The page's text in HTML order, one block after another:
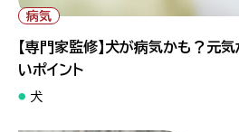
いポイント">
病気
【専門家監修】犬が病気かも？元
いポイント
犬